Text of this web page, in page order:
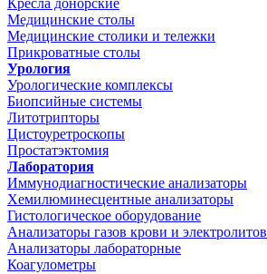
Кресла донорские
Медицинские столы
Медицинские столики и тележки
Прикроватные столы
Урология
Урологические комплексы
Биопсийные системы
Литотрипторы
Цистоуретроскопы
Простатэктомия
Лаборатория
Иммунодиагностические анализаторы
Хемилюминесцентные анализаторы
Гистологическое оборудование
Анализаторы газов крови и электролитов
Анализаторы лабораторные
Коагулометры